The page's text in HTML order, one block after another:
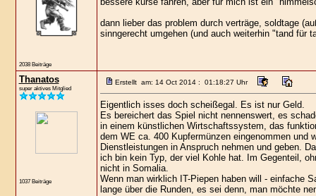
2038 Beiträge
dann lieber das problem durch verträge, soldtage
sinngerecht umgehen (und auch weiterhin "tand für
Thanatos
super aktives Mitglied
1037 Beiträge
Erstellt am: 14 Oct 2014 : 01:18:27 Uhr
Eigentlich isses doch scheißegal. Es ist nur Geld.
Es bereichert das Spiel nicht nennenswert, es
in einem künstlichen Wirtschaftssystem, das
dem WE ca. 400 Kupfermünzen eingenommen und
Dienstleistungen in Anspruch nehmen und geben.
ich bin kein Typ, der viel Kohle hat. Im Gegenteil,
nicht in Somalia.
Wenn man wirklich IT-Piepen haben will - einfache
lange über die Runden, es sei denn, man möchte